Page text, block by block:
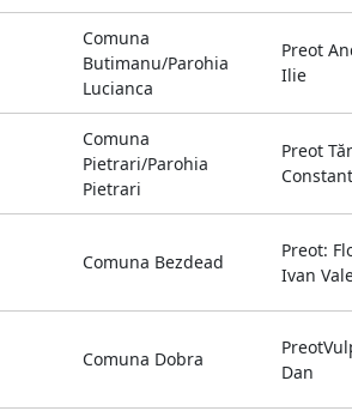
Comuna
Butimanu/Parohia
Lucianca
Preot
Ilie
Comuna
Pietrari/Parohia
Pietrari
Preot
Comuna Bezdead
Preot:
Ivan
Comuna Dobra
Dan